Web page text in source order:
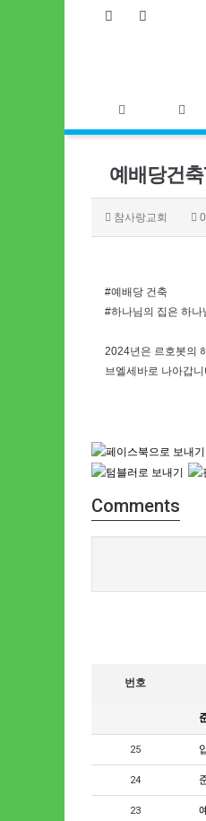
예배당건
참사랑교회 0
#예배당 건축
#하나님의 집은 하나
2024년은 르호봇의
브엘세바로 나아갑
Comments
번호
25
24
23